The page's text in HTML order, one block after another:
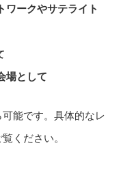
ワークやサテライト
場として
能です。具体的なレ
ください。